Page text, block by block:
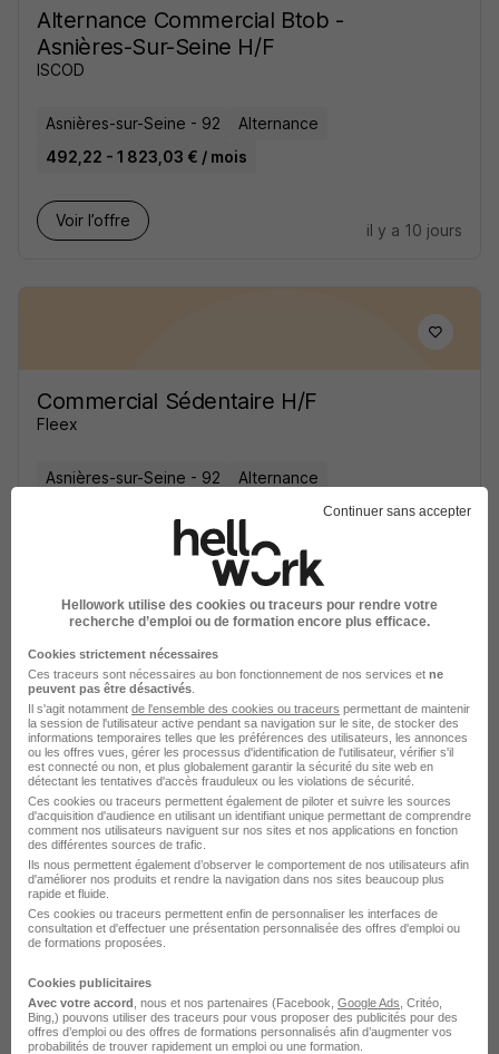
Alternance Commercial Btob -
Asnières-Sur-Seine H/F
ISCOD
Asnières-sur-Seine - 92
Alternance
492,22 - 1 823,03 € / mois
Voir l’offre
il y a 10 jours
Commercial Sédentaire H/F
Fleex
Asnières-sur-Seine - 92
Alternance
Alternance Chargé de Communication
- Asnières-Sur-Seine H/F
ISCOD
Asnières-sur-Seine - 92
Alternance
492,22 - 1 823,03 € / mois
Voir l’offre
Continuer sans accepter
Hellowork utilise des cookies ou traceurs pour rendre votre
recherche d’emploi ou de formation encore plus efficace.
Cookies strictement nécessaires
Ces traceurs sont nécessaires au bon fonctionnement de nos services et ne
peuvent pas être désactivés
Il s'agit notamment de l'ensemble des cookies ou traceurs permettant de maintenir
la session de l'utilisateur active pendant sa navigation sur le site, de stocker des
informations temporaires telles que les préférences des utilisateurs, les annonces
ou les offres vues, gérer les processus d'identification de l'utilisateur, vérifier s'il
est connecté ou non, et plus globalement garantir la sécurité du site web en
détectant les tentatives d'accès frauduleux ou les violations de sécurité.
Ces cookies ou traceurs permettent également de piloter et suivre les sources
d'acquisition d'audience en utilisant un identifiant unique permettant de comprendre
comment nos utilisateurs naviguent sur nos sites et nos applications en fonction
des différentes sources de trafic.
Ils nous permettent également d’observer le comportement de nos utilisateurs afin
d'améliorer nos produits et rendre la navigation dans nos sites beaucoup plus
rapide et fluide.
Ces cookies ou traceurs permettent enfin de personnaliser les interfaces de
consultation et d'effectuer une présentation personnalisée des offres d'emploi ou
de formations proposées.
Cookies publicitaires
Avec votre accord , nous et nos partenaires (Facebook, Google Ads , Critéo,
Bing,) pouvons utiliser des traceurs pour vous proposer des publicités pour des
offres d’emploi ou des offres de formations personnalisés afin d’augmenter vos
probabilités de trouver rapidement un emploi ou une formation.